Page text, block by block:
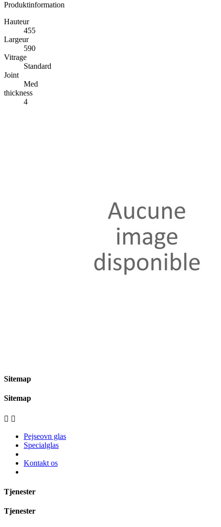
Produktinformation
Hauteur
455
Largeur
590
Vitrage
Standard
Joint
Med
thickness
4
Sitemap
Sitemap
 
Pejseovn glas
Specialglas
Kontakt os
Tjenester
Tjenester